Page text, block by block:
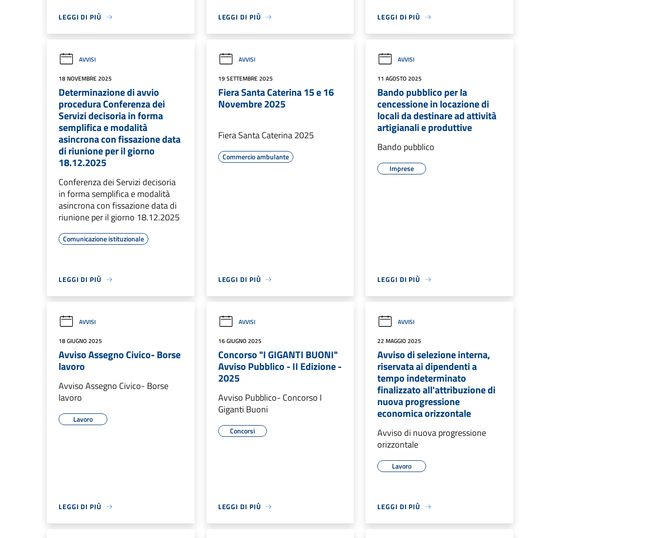
LEGGI DI PIÙ LEGGI DI PIÙ LEGGI DI PIÙ
AVVISI
18 NOVEMBRE 2025
Determinazione di avvio
procedura Conferenza dei
Servizi decisoria in forma
semplifica e modalità
asincrona con fissazione data
di riunione per il giorno
18.12.2025
Conferenza dei Servizi decisoria
in forma semplifica e modalità
asincrona con fissazione data di
riunione per il giorno 18.12.2025
Comunicazione istituzionale
LEGGI DI PIÙ
AVVISI
19 SETTEMBRE 2025
Fiera Santa Caterina 15 e 16
Novembre 2025
Fiera Santa Caterina 2025
Commercio ambulante
LEGGI DI PIÙ
AVVISI
11 AGOSTO 2025
Bando pubblico per la
cencessione in locazione di
locali da destinare ad attività
artigianali e produttive
Bando pubblico
Imprese
LEGGI DI PIÙ
AVVISI
18 GIUGNO 2025
Avviso Assegno Civico- Borse
lavoro
Avviso Assegno Civico- Borse
lavoro
Lavoro
LEGGI DI PIÙ
AVVISI
16 GIUGNO 2025
Concorso "I GIGANTI BUONI"
Avviso Pubblico - II Edizione -
2025
Avviso Pubblico- Concorso I
Giganti Buoni
Concorsi
LEGGI DI PIÙ
AVVISI
22 MAGGIO 2025
Avviso di selezione interna,
riservata ai dipendenti a
tempo indeterminato
finalizzato all'attribuzione di
nuova progressione
economica orizzontale
Avviso di nuova progressione
orizzontale
Lavoro
LEGGI DI PIÙ